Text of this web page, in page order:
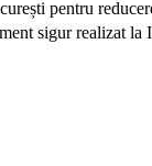
pentru
sigurrealizat la